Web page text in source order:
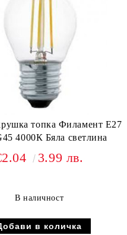
топка Филамент Е27
4000К Бяла светлина
3.99 лв.
В наличност